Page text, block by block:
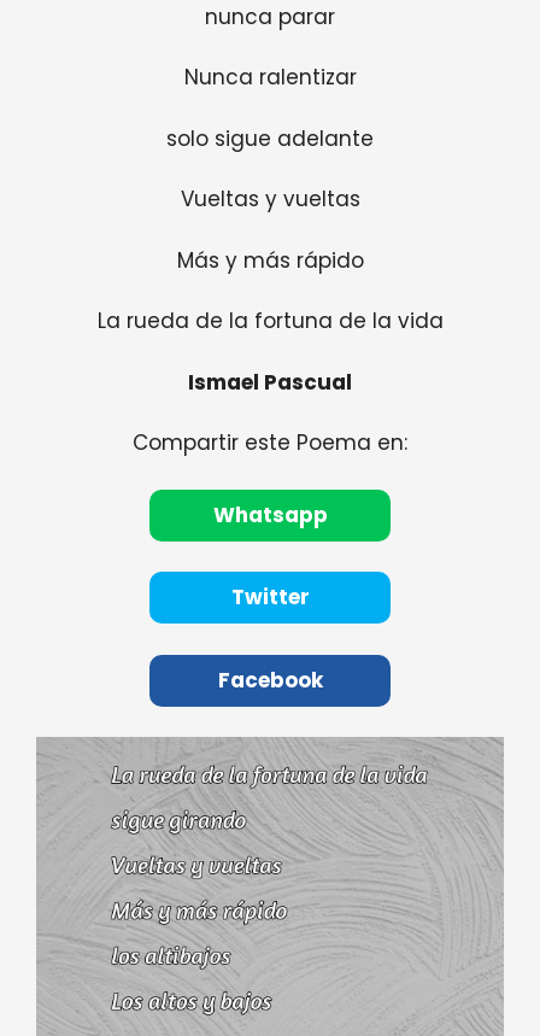
nunca parar
Nunca ralentizar
solo sigue adelante
Vueltas y vueltas
Más y más rápido
La rueda de la fortuna de la vida
Ismael Pascual
Compartir este Poema en:
Whatsapp
Twitter
Facebook